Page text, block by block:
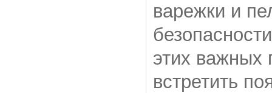
варежки и
этих важных
встретить